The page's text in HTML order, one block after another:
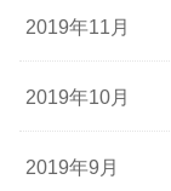
2019年11月
2019年10月
2019年9月